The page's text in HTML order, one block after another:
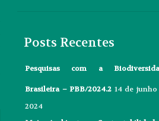
Posts Recentes
Pesquisas com a
Brasileira – PBB/2024.2 14 de junho
2024